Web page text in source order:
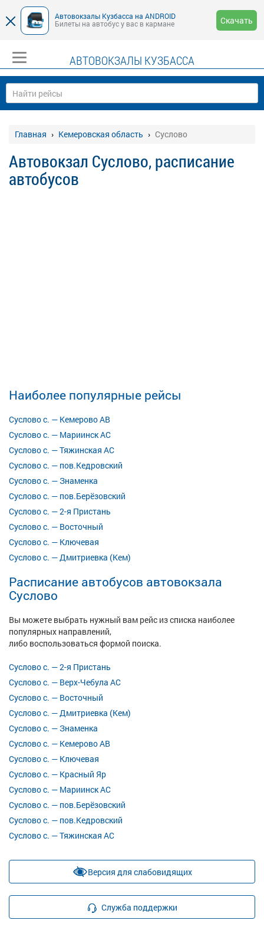
Автовокзалы Кузбасса на ANDROID
Билеты на автобус у вас в кармане
Скачать
АВТОВОКЗАЛЫ КУЗБАССА
Главная Кемеровская область Суслово
Автовокзал Суслово, расписание
автобусов
Наиболее популярные рейсы
Суслово с. — Кемерово АВ
Суслово с. — Мариинск АС
Суслово с. — Тяжинская АС
Суслово с. — пов.Кедровский
Суслово с. — Знаменка
Суслово с. — пов.Берёзовский
Суслово с. — 2-я Пристань
Суслово с. — Восточный
Суслово с. — Ключевая
Суслово с. — Дмитриевка (Кем)
Расписание автобусов автовокзала
Суслово
Вы можете выбрать нужный вам рейс из списка наиболее
популярных направлений,
либо воспользоваться формой поиска.
Суслово с. — 2-я Пристань
Суслово с. — Верх-Чебула АС
Суслово с. — Восточный
Суслово с. — Дмитриевка (Кем)
Суслово с. — Знаменка
Суслово с. — Кемерово АВ
Суслово с. — Ключевая
Суслово с. — Красный Яр
Суслово с. — Мариинск АС
Суслово с. — пов.Берёзовский
Суслово с. — пов.Кедровский
Суслово с. — Тяжинская АС
Версия для слабовидящих
Служба поддержки